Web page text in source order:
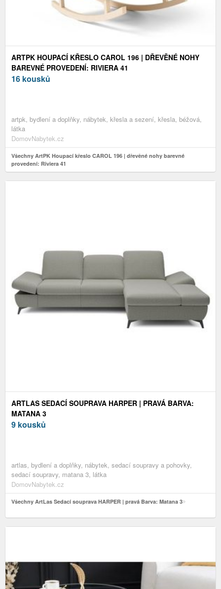
ARTPK HOUPACÍ KŘESLO CAROL 196 | DŘEVĚNÉ NOHY
BAREVNÉ PROVEDENÍ: RIVIERA 41
16 kousků
artpk, bydlení a doplňky, nábytek, křesla a sezení, křesla, béžová,
látka
DomovNabytek.cz
Všechny ArtPK Houpací křeslo CAROL 196 | dřevěné nohy barevné
provedení: Riviera 41
ARTLAS SEDACÍ SOUPRAVA HARPER | PRAVÁ BARVA:
MATANA 3
9 kousků
artlas, bydlení a doplňky, nábytek, sedací soupravy a pohovky,
sedací soupravy, matana 3, látka
DomovNabytek.cz
Všechny ArtLas Sedací souprava HARPER | pravá Barva: Matana 3